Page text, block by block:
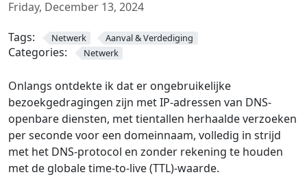
Friday, December 13, 2024
Tags:
Netwerk Aanval & Verdediging
Categories: Netwerk
Onlangs ontdekte ik dat er ongebruikelijke
bezoekgedragingen zijn met IP-adressen van DNS-
openbare diensten, met tientallen herhaalde verzoeken
per seconde voor een domeinnaam, volledig in strijd
met het DNS-protocol en zonder rekening te houden
met de globale time-to-live (TTL)-waarde.